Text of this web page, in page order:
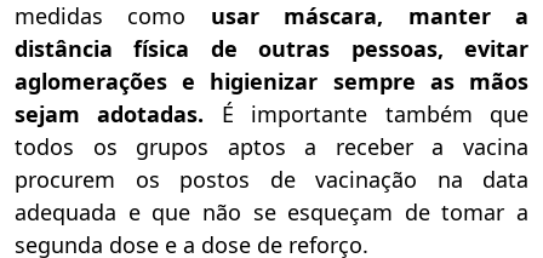
medidas como usarmáscara, manter a
distância física de outras pessoas, evitar
aglomerações e higienizar sempre as mãos
sejam adotadas. É importante também que
todos os grupos aptos a receber a vacina
procurem os postos de vacinação na data
adequada e que não se esqueçam de tomar a
segunda dose e a dose de reforço.